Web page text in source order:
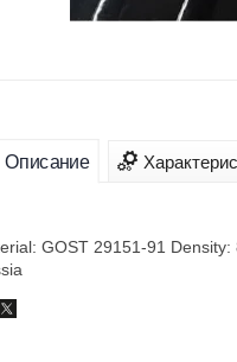
Описание
GOST 29151-91